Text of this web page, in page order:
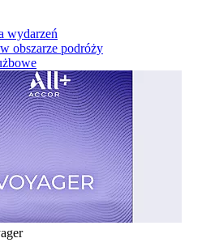
wydarzeń
obszarze podróży